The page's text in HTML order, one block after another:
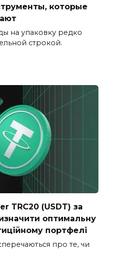
которые
на упаковку редко
строкой.
TRC20 (USDT) за
оптимальну
портфелі
про те, чи